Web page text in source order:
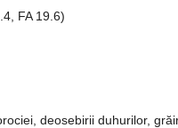
FA 19.6)
deosebirii duhurilor,